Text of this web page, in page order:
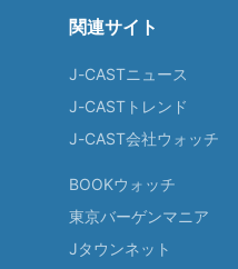
関連サイト
J-CASTニュース
J-CASTトレンド
J-CAST会社ウォッチ
BOOKウォッチ
東京バーゲンマニア
Jタウンネット